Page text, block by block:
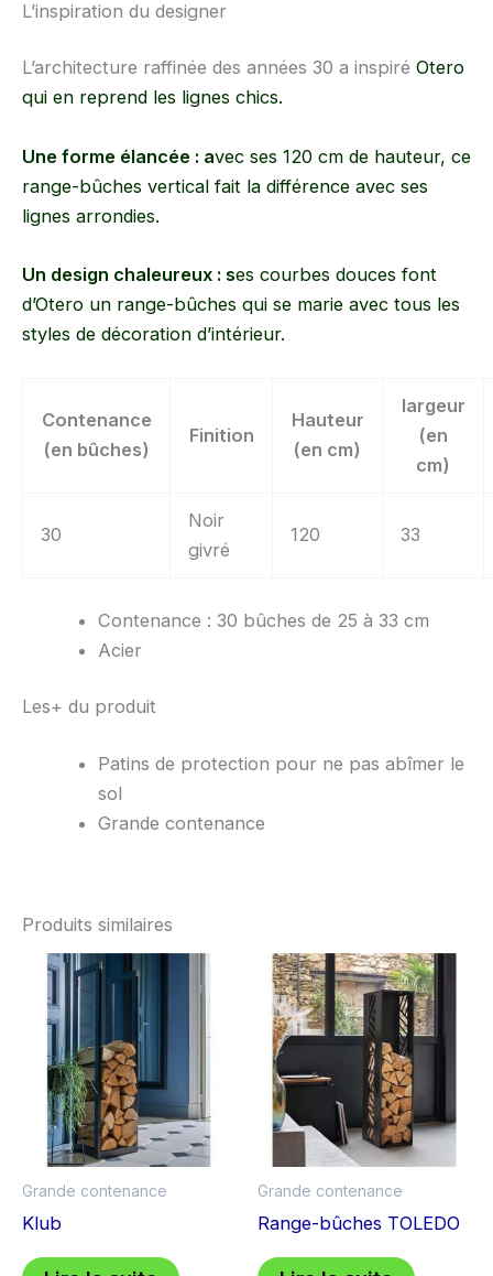
L’inspiration du designer
L’architecture raffinée des années 30 a inspiré Otero
qui en reprend les lignes chics.
Une forme élancée : avec ses 120 cm de hauteur, ce
range-bûches vertical fait la différence avec ses
lignes arrondies.
Un design chaleureux : ses courbes douces font
d’Otero un range-bûches qui se marie avec tous les
styles de décoration d’intérieur.
Contenance
(en bûches)
Finition
Hauteur
(en cm)
largeur
(en
cm)
30
Noir
givré
120 33
Contenance : 30 bûches de 25 à 33 cm
Acier
Les+ du produit
Patins de protection pour ne pas abîmer le
sol
Grande contenance
Produits similaires
Grande contenance
Klub
Grande contenance
Range-bûches TOLEDO